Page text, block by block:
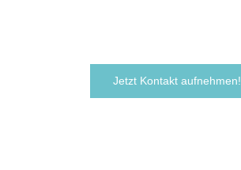
Jetzt Kontakt aufnehmen!